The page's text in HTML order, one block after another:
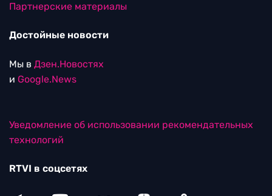
Партнерские материалы
Достойные новости
Мы в Дзен.Новостях
и Google.News
Уведомление об использовании рекомендательных
технологий
RTVI в соцсетях